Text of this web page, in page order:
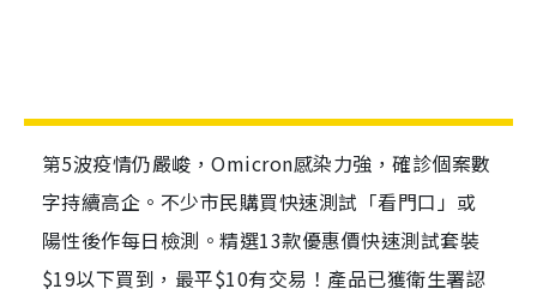
第5波疫情仍嚴峻，Omicron感染力強，確診個案數
字持續高企。不少市民購買快速測試「看門口」或
陽性後作每日檢測。精選13款優惠價快速測試套裝
$19以下買到，最平$10有交易！產品已獲衛生署認